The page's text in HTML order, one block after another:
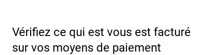
Vérifiez ce qui est vous est facturé
sur vos moyens de paiement